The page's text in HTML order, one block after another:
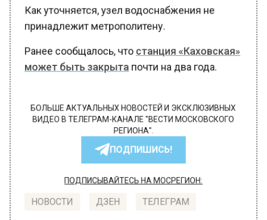
Как уточняется, узел водоснабжения не
принадлежит метрополитену.
Ранее сообщалось, чтостанция «Каховская»
может быть закрытапочти на два года.
БОЛЬШЕ АКТУАЛЬНЫХ НОВОСТЕЙ И ЭКСКЛЮЗИВНЫХ
ВИДЕО В ТЕЛЕГРАМ-КАНАЛЕ "ВЕСТИ МОСКОВСКОГО
РЕГИОНА".
ПОДПИШИСЬ!
ПОДПИСЫВАЙТЕСЬ НА МОСРЕГИОН:
ДЗЕН